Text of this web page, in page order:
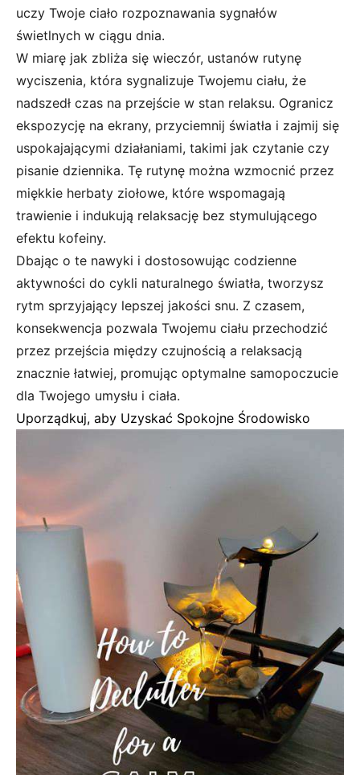
uczy Twoje ciało rozpoznawania sygnałów
świetlnych w ciągu dnia.
W miarę jak zbliża się wieczór, ustanów rutynę
wyciszenia, która sygnalizuje Twojemu ciału, że
nadszedł czas na przejście w stan relaksu. Ogranicz
ekspozycję na ekrany, przyciemnij światła i zajmij się
uspokajającymi działaniami, takimi jak czytanie czy
pisanie dziennika. Tę rutynę można wzmocnić przez
miękkie herbaty ziołowe, które wspomagają
trawienie i indukują relaksację bez stymulującego
efektu kofeiny.
Dbając o te nawyki i dostosowując codzienne
aktywności do cykli naturalnego światła, tworzysz
rytm sprzyjający lepszej jakości snu. Z czasem,
konsekwencja pozwala Twojemu ciału przechodzić
przez przejścia między czujnością a relaksacją
znacznie łatwiej, promując optymalne samopoczucie
dla Twojego umysłu i ciała.
Uporządkuj, aby Uzyskać Spokojne Środowisko